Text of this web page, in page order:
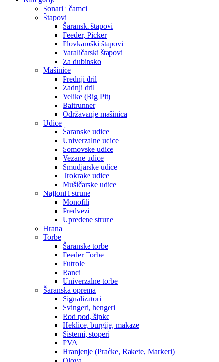
Sonari i čamci
Štapovi
Šaranski štapovi
Feeder, Picker
Plovkaroški štapovi
Varaličarski štapovi
Za dubinsko
Mašinice
Prednji dril
Zadnji dril
Velike (Big Pit)
Baitrunner
Održavanje mašinica
Udice
Šaranske udice
Univerzalne udice
Somovske udice
Vezane udice
Smudjarske udice
Trokrake udice
Mušičarske udice
Najloni i strune
Monofili
Predvezi
Upredene strune
Hrana
Torbe
Šaranske torbe
Feeder Torbe
Futrole
Ranci
Univerzalne torbe
Šaranska oprema
Signalizatori
Svingeri, hengeri
Rod pod, šipke
Heklice, burgije, makaze
Sistemi, stoperi
PVA
Hranjenje (Praćke, Rakete, Markeri)
Olova